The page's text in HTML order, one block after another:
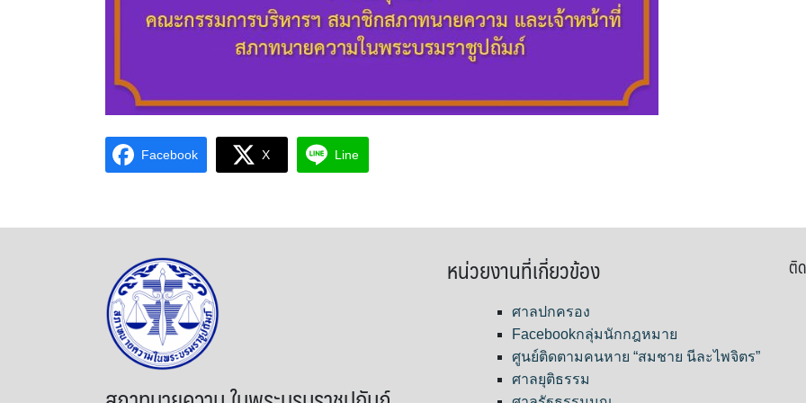
Facebook X Line
หน่วยงานที่เกี่ยวข้อง
ศาลปกครอง
Facebookกลุ่มนักกฎหมาย
ศูนย์ติดตามคนหาย “สมชาย นีละไพจิตร”
ศาลยุติธรรม
ติ